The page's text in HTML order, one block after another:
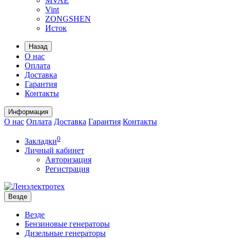
Vint
ZONGSHEN
Исток
Назад
О нас
Оплата
Доставка
Гарантия
Контакты
Информация
О нас Оплата Доставка Гарантия Контакты
Закладки0
Личный кабинет
Авторизация
Регистрация
Везде
Везде
Бензиновые генераторы
Дизельные генераторы